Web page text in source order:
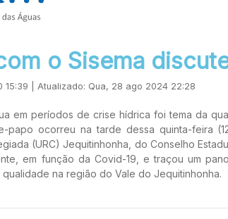
o Sisema
15:39 | Atualizado: Qua, 28 ago 2024 22:28
em períodos de crise hídrica foi tema da
papo ocorreu na tarde dessa quinta-feira
(URC) Jequitinhonha, do Conselho
em função da Covid-19, e traçou um
na região do Vale do Jequitinhonha.